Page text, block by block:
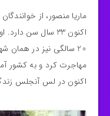
ماریا منصور، از
اکنون 33 سال سن
20 سالگی نیز در همان
مهاجرت کرد و به کشور
اکنون در لس آنجلس